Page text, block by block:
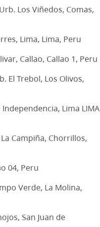
Los Viñedos, Comas,
Lima, Lima, Peru
Callao, Callao 1, Peru
El Trebol, Los Olivos,
Lima LIMA
Campiña, Chorrillos,
04, Peru
Verde, La Molina,
San Juan de